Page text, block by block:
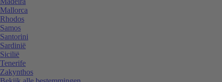
Mallorca
Rhodos
Samos
Santorini
Sardinië
Sicilië
Tenerife
Zakynthos